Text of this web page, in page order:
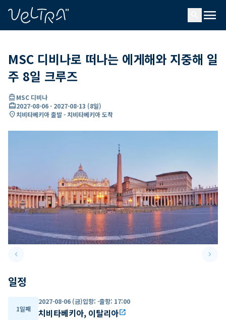
menu
MSC 디비나로 떠나는 에게해와 지중해 일
주 8일 크루즈
directions_boatMSC 디비나
card_travel2027-08-06- 2027-08-13 (8일)
location_on치비타베키아 출발 - 치비타베키아 도착
keyboard_arrow_leftPrevious slide keyboard_arrow_right
일정
1일째
2027-08-06 (금)입항: -출항: 17:00
치비타베키아, 이탈리아open_in_new